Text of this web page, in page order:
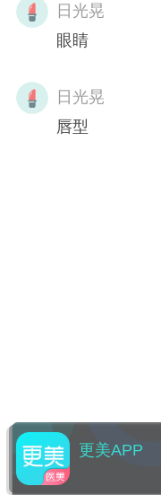
日光晃
眼睛
日光晃
唇型
更美APP